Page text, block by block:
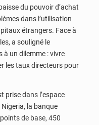
du pouvoir d’achat
dans l’utilisation
étrangers. Face à
a souligné le
à un dilemme : vivre
les taux directeurs pour
prise dans l’espace
la banque
de base, 450